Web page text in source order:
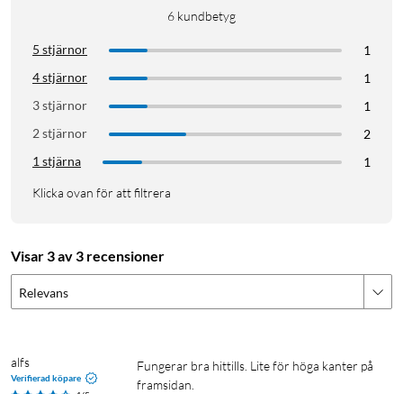
6 kundbetyg
5 stjärnor
1
4 stjärnor
1
3 stjärnor
1
2 stjärnor
2
1 stjärna
1
Klicka ovan för att filtrera
Visar 3 av 3 recensioner
Relevans
alfs
Verifierad köpare
Fungerar bra hittills. Lite för höga kanter på
framsidan.